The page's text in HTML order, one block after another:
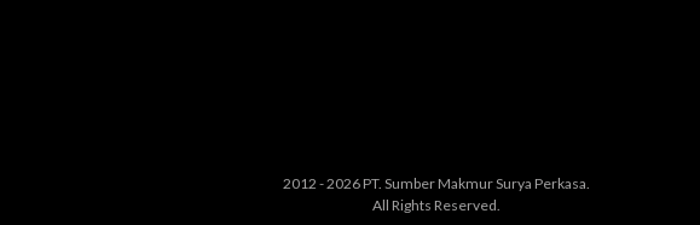
2012 - 2026 PT. Sumber Makmur Surya Perkasa.
All Rights Reserved.